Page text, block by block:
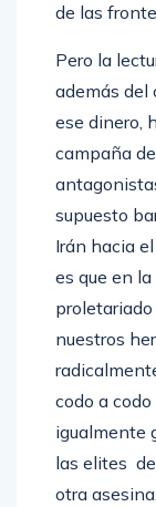
de las
Pero la
además del
ese dinero,
campaña
supuesto
Irán hacia
es que en
nuestros
codo a
igualmente
las elites
otra